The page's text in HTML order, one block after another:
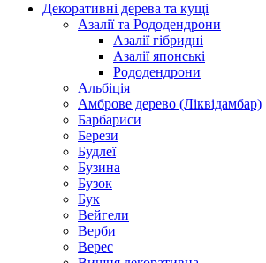
Декоративні дерева та кущі
Азалії та Рододендрони
Азалії гібридні
Азалії японські
Рододендрони
Альбіція
Амброве дерево (Ліквідамбар)
Барбариси
Берези
Будлеї
Бузина
Бузок
Бук
Вейгели
Верби
Верес